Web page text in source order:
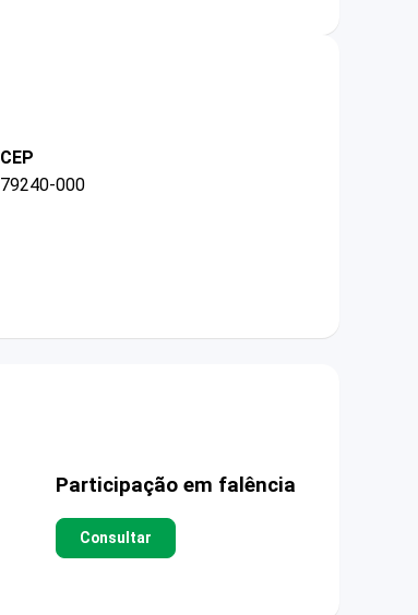
CEP
79240-000
Participação em falência
Consultar